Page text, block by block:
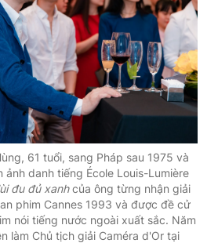
61 tuổi, sang Pháp sau 1975 và
danh tiếng École Louis-Lumière
đu đủ xanhcủa ông từng nhận giải
phim Cannes 1993 và được đề cử
nói tiếng nước ngoài xuất sắc. Năm
làm Chủ tịch giải Caméra d'Or tại